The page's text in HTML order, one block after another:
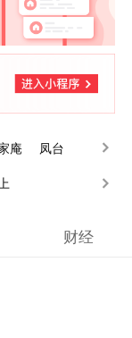
庵 凤台
财经